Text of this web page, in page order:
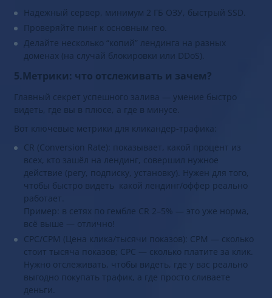
Надежный сервер, минимум 2 ГБ ОЗУ, быстрый SSD.
Проверяйте пинг к основным гео.
Делайте несколько “копий” лендинга на разных
доменах (на случай блокировки или DDoS).
5.Метрики: что отслеживать и зачем?
Главный секрет успешного залива — умение быстро
видеть, где вы в плюсе, а где в минусе.
Вот ключевые метрики для кликандер-трафика:
CR (Conversion Rate): показывает, какой процент из
всех, кто зашёл на лендинг, совершил нужное
действие (регу, подписку, установку). Нужен для того,
чтобы быстро видеть какой лендинг/оффер реально
работает.
Пример: в сетях по гембле CR 2–5% — это уже норма,
всё выше — отлично!
CPC/CPM (Цена клика/тысячи показов): CPM — сколько
стоит тысяча показов; CPC — сколько платите за клик.
Нужно отслеживать, чтобы видеть, где у вас реально
выгодно покупать трафик, а где просто сливаете
деньги.